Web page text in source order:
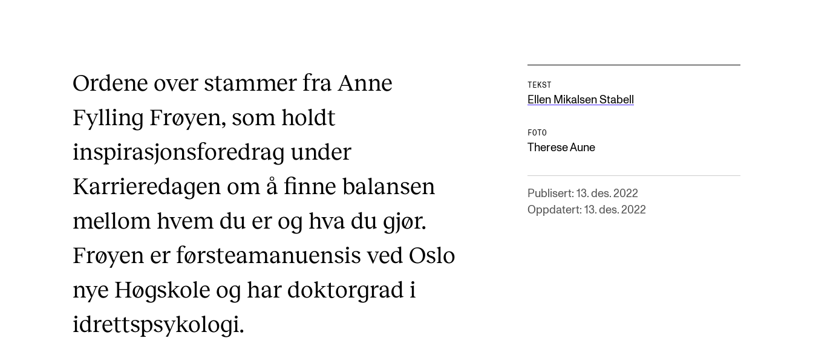
Ordene over stammer fra Anne
Fylling Frøyen, som holdt
inspirasjonsforedrag under
Karrieredagen om å finne balansen
mellom hvem du er og hva du gjør.
Frøyen er førsteamanuensis ved Oslo
nye Høgskole og har doktorgrad i
idrettspsykologi.
TEKST
Ellen Mikalsen Stabell
FOTO
Therese Aune
Publisert: 13. des. 2022
Oppdatert: 13. des. 2022